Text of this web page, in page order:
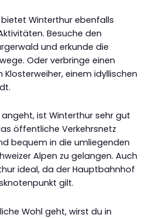
Winterthur ebenfalls
Besuche den
und erkunde die
Oder verbringe einen
einem idyllischen
ist Winterthur sehr gut
öffentliche Verkehrsnetz
bequem in die umliegenden
Alpen zu gelangen. Auch
ideal, da der Hauptbahnhof
gilt.
Wohl geht, wirst du in